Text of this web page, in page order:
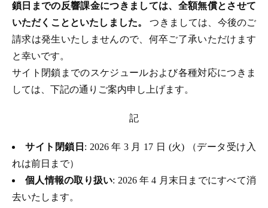
鎖日までの反響課金につきましては、全額無償とさせて
いただくことといたしました。つきましては、今後のご
請求は発生いたしませんので、何卒ご了承いただけます
と幸いです。
サイト閉鎖までのスケジュールおよび各種対応につきま
しては、下記の通りご案内申し上げます。
記
サイト閉鎖日 : 2026 年 3 月 17 日 (火) （データ受け入
れは前日まで）
個人情報の取り扱い: 2026 年 4 月末日までにすべて消
去いたします。